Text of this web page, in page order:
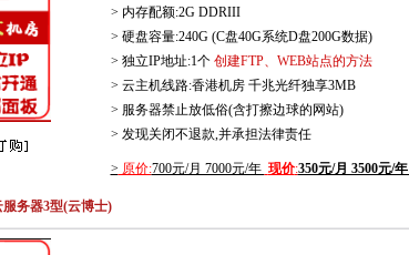
> 内存配额:2G DDRIII
> 硬盘容量:240G (C盘40G系统D盘200G数据)
> 独立IP地址:1个 创建FTP、WEB站点的方法
> 云主机线路:香港机房 千兆光纤独享3MB
> 服务器禁止放低俗(含打擦边球的网站)
> 发现关闭不退款,并承担法律责任
> 原价:700元/月 7000元/年 现价:350元/月 3500元/
务器3型(云博士)